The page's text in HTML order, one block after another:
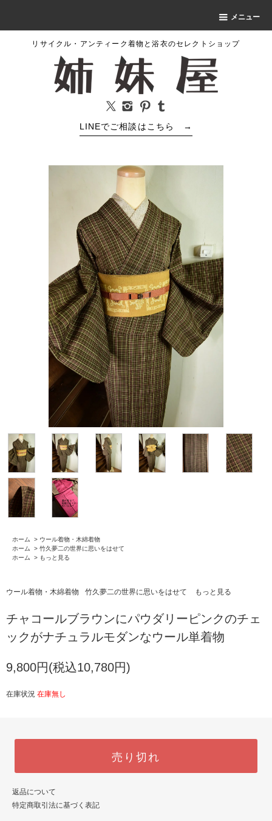
メニュー
リサイクル・アンティーク着物と浴衣のセレクトショップ
LINEでご相談はこちら →
ホーム > ウール着物・木綿着物
ホーム
> 竹久夢二の世界に思いをはせて
ホーム
> もっと見る
ウール着物・木綿着物 竹久夢二の世界に思いをはせて もっと見る
チャコールブラウンにパウダリーピンクのチェ
ックがナチュラルモダンなウール単着物
9,800円(税込10,780円)
在庫状況 在庫無し
売り切れ
返品について
特定商取引法に基づく表記